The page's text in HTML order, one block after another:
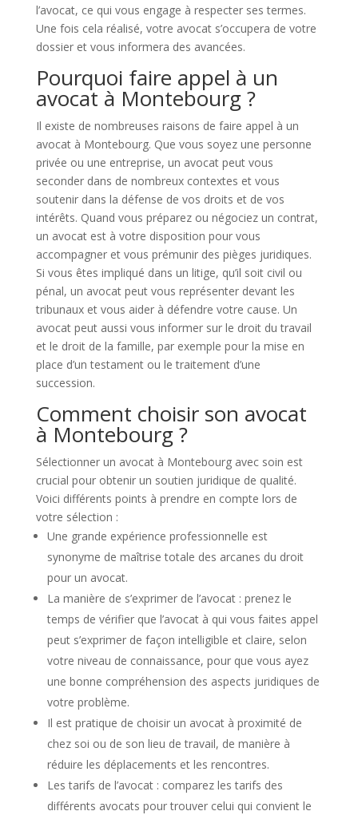
l’avocat, ce qui vous engage à respecter ses termes.
Une fois cela réalisé, votre avocat s’occupera de votre
dossier et vous informera des avancées.
Pourquoi faire appel à un
avocat à Montebourg ?
Il existe de nombreuses raisons de faire appel à un
avocat à Montebourg. Que vous soyez une personne
privée ou une entreprise, un avocat peut vous
seconder dans de nombreux contextes et vous
soutenir dans la défense de vos droits et de vos
intérêts. Quand vous préparez ou négociez un contrat,
un avocat est à votre disposition pour vous
accompagner et vous prémunir des pièges juridiques.
Si vous êtes impliqué dans un litige, qu’il soit civil ou
pénal, un avocat peut vous représenter devant les
tribunaux et vous aider à défendre votre cause. Un
avocat peut aussi vous informer sur le droit du travail
et le droit de la famille, par exemple pour la mise en
place d’un testament ou le traitement d’une
succession.
Comment choisir son avocat
à Montebourg ?
Sélectionner un avocat à Montebourg avec soin est
crucial pour obtenir un soutien juridique de qualité.
Voici différents points à prendre en compte lors de
votre sélection :
Une grande expérience professionnelle est
synonyme de maîtrise totale des arcanes du droit
pour un avocat.
La manière de s’exprimer de l’avocat : prenez le
temps de vérifier que l’avocat à qui vous faites appel
peut s’exprimer de façon intelligible et claire, selon
votre niveau de connaissance, pour que vous ayez
une bonne compréhension des aspects juridiques de
votre problème.
Il est pratique de choisir un avocat à proximité de
chez soi ou de son lieu de travail, de manière à
réduire les déplacements et les rencontres.
Les tarifs de l’avocat : comparez les tarifs des
différents avocats pour trouver celui qui convient le